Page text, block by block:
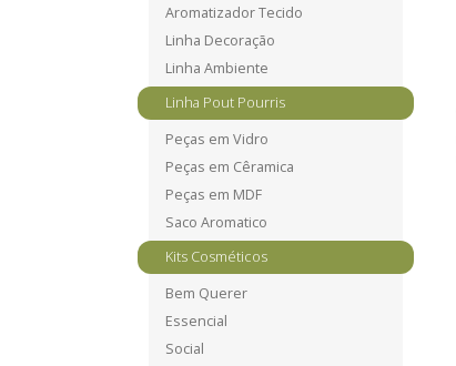
Aromatizador Tecido
Linha Decoração
Linha Ambiente
Linha Pout Pourris
Peças em Vidro
Peças em Cêramica
Peças em MDF
Saco Aromatico
Kits Cosméticos
Bem Querer
Essencial
Social